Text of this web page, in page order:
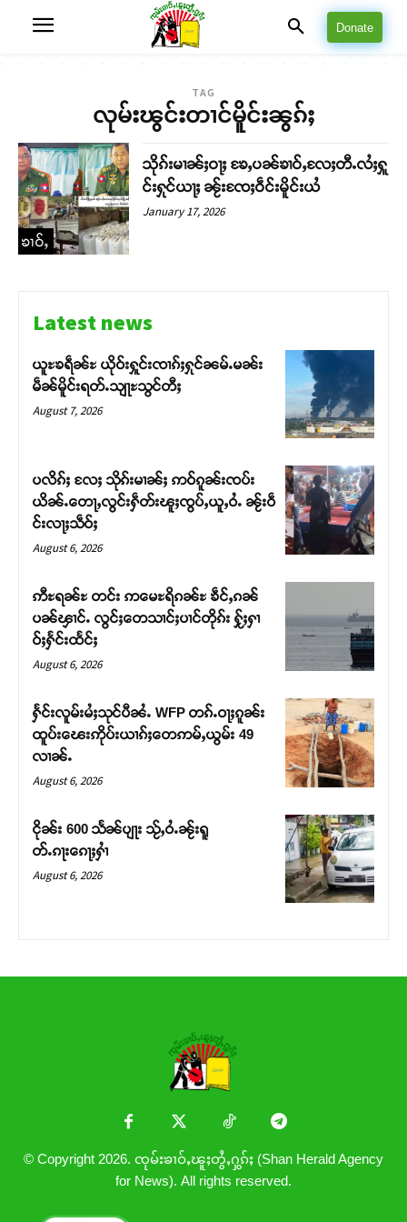
တႃႇႁႂ်ႈသဵင်ၵၢင်ၸႂ်ၵူၼ်းမိူင်း ၵူႈတီႈၵူႈလႅၼ်ပေႃးတေၸွ
တ်ႇ တူဝ်ႈလုမ်ႈၾႃႉၼၼ်ႉ ၶဝ်ႈႁူမ်ႈၵမ်ႉထႅမ် ၸုမ်းၶၢ
ဝ်ႇၽူႈတွႆႇႁွၵ်ႈ လႆႈယူႇၶႃႈဢေႃႈ။
Donate
TAG
လုမ်းၽွင်းတၢင်မိူင်းၼွၵ်ႈ
ၶၢဝ်ႇ
သိုၵ်းမၢၼ်ႈဝႃႈ ၶႄႇပၼ်ၶၢဝ်ႇလႄႈတီႉလႆႈႁူ
င်းႁုင်ယႃႈ ၼႂ်းၸႄႈဝဵင်းမိူင်းယႆ
January 17, 2026
Latest news
ယူႊၶရဵၼ်ႊ ယိုဝ်းႁူင်းၸၢၵ်ႈႁုင်ၼမ်ႉမၼ်း
မဵၼ်မိူင်းရတ်ႉသျႃႊသွင်တီႈ
August 7, 2026
ပလိၵ်ႈ လႄႈ သိုၵ်းမၢၼ်ႈ ဢဝ်ၵူၼ်းၸပ်း
ယိၼ်ႉတေႃႇလွင်းႁဵတ်းၽူႈၸွပ်ႇယူႇဝႆႉ ၼႂ်းဝဵ
င်းလႃႈသဵဝ်ႈ
August 6, 2026
ဢီႊရၼ်ႊ တင်း ဢမေႊရိၵၼ်ႊ ၶဵင်ႇၵၼ်
ပၼ်ၾၢင်ႉ လွင်ႈတေသၢင်ႈပၢင်တိုၵ်း ႁႂ်ႈႁၢ
ဝ်ႈႁႅင်းထႅင်ႈ
August 6, 2026
ႁႅင်းလူမ်းမႆႈသုင်ပီၼႆႉ WFP တၵ်ႉဝႃႈၵူၼ်း
ထူပ်းၽေးဢိုပ်းယၢၵ်ႈတေဢမ်ႇယွမ်း 49
လၢၼ်ႉ
August 6, 2026
ငိုၼ်း 600 သႅၼ်ပျႃး သႂ်ႇဝႆႉၼႂ်းရူ
တ်ႉၵႃးၵေႃႈႁၢႆ
August 6, 2026
© Copyright 2026. ၸုမ်းၶၢဝ်ႇၽူႈတွႆႇႁွၵ်ႈ (Shan Herald Agency
for News). All rights reserved.